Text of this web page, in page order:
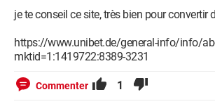
je te conseil ce site, très bien pour convertir
https://www.unibet.de/general-info/info/
mktid=1:1419722:8389-3231
Commenter 1